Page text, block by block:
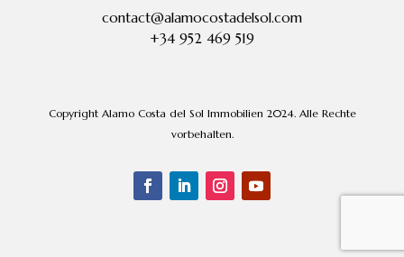
contact@alamocostadelsol.com
+34 952 469 519
Copyright Alamo Costa del Sol Immobilien 2024. Alle Rechte
vorbehalten.